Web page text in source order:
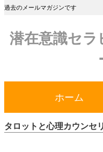
過去のメールマガジンです
潜在意識セラ
ホーム
タロットと心理カウン